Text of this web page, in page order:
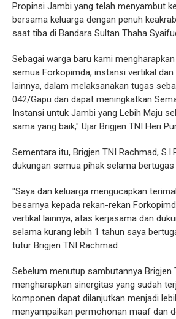
Propinsi Jambi yang telah menyambut
bersama keluarga dengan penuh
saat tiba di Bandara Sultan Thaha
Sebagai warga baru kami
semua Forkopimda, instansi vertikal
lainnya, dalam melaksanakan tugas
042/Gapu dan dapat meningkatkan
Instansi untuk Jambi yang Lebih Maju
sama yang baik," Ujar Brigjen TNI Heri
Sementara itu, Brigjen TNI Rachmad,
dukungan semua pihak selama bertugas
"Saya dan keluarga mengucapkan
besarnya kepada rekan-rekan
vertikal lainnya, atas kerjasama dan
selama kurang lebih 1 tahun saya
tutur Brigjen TNI Rachmad.
Sebelum menutup sambutannya Brigjen
mengharapkan sinergitas yang sudah
komponen dapat dilanjutkan menjadi
menyampaikan permohonan maaf dan